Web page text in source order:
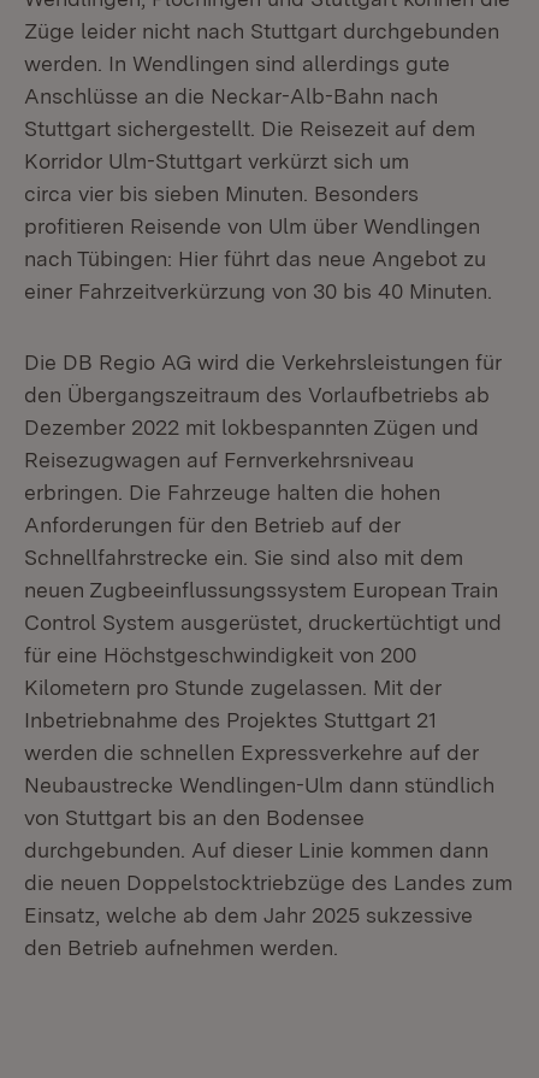
Züge leider nicht nach Stuttgart durchgebunden
werden. In Wendlingen sind allerdings gute
Anschlüsse an die Neckar-Alb-Bahn nach
Stuttgart sichergestellt. Die Reisezeit auf dem
Korridor Ulm-Stuttgart verkürzt sich um
circa vier bis sieben Minuten. Besonders
profitieren Reisende von Ulm über Wendlingen
nach Tübingen: Hier führt das neue Angebot zu
einer Fahrzeitverkürzung von 30 bis 40 Minuten.
Die DB Regio AG wird die Verkehrsleistungen für
den Übergangszeitraum des Vorlaufbetriebs ab
Dezember 2022 mit lokbespannten Zügen und
Reisezugwagen auf Fernverkehrsniveau
erbringen. Die Fahrzeuge halten die hohen
Anforderungen für den Betrieb auf der
Schnellfahrstrecke ein. Sie sind also mit dem
neuen Zugbeeinflussungssystem European Train
Control System ausgerüstet, druckertüchtigt und
für eine Höchstgeschwindigkeit von 200
Kilometern pro Stunde zugelassen. Mit der
Inbetriebnahme des Projektes Stuttgart 21
werden die schnellen Expressverkehre auf der
Neubaustrecke Wendlingen-Ulm dann stündlich
von Stuttgart bis an den Bodensee
durchgebunden. Auf dieser Linie kommen dann
die neuen Doppelstocktriebzüge des Landes zum
Einsatz, welche ab dem Jahr 2025 sukzessive
den Betrieb aufnehmen werden.